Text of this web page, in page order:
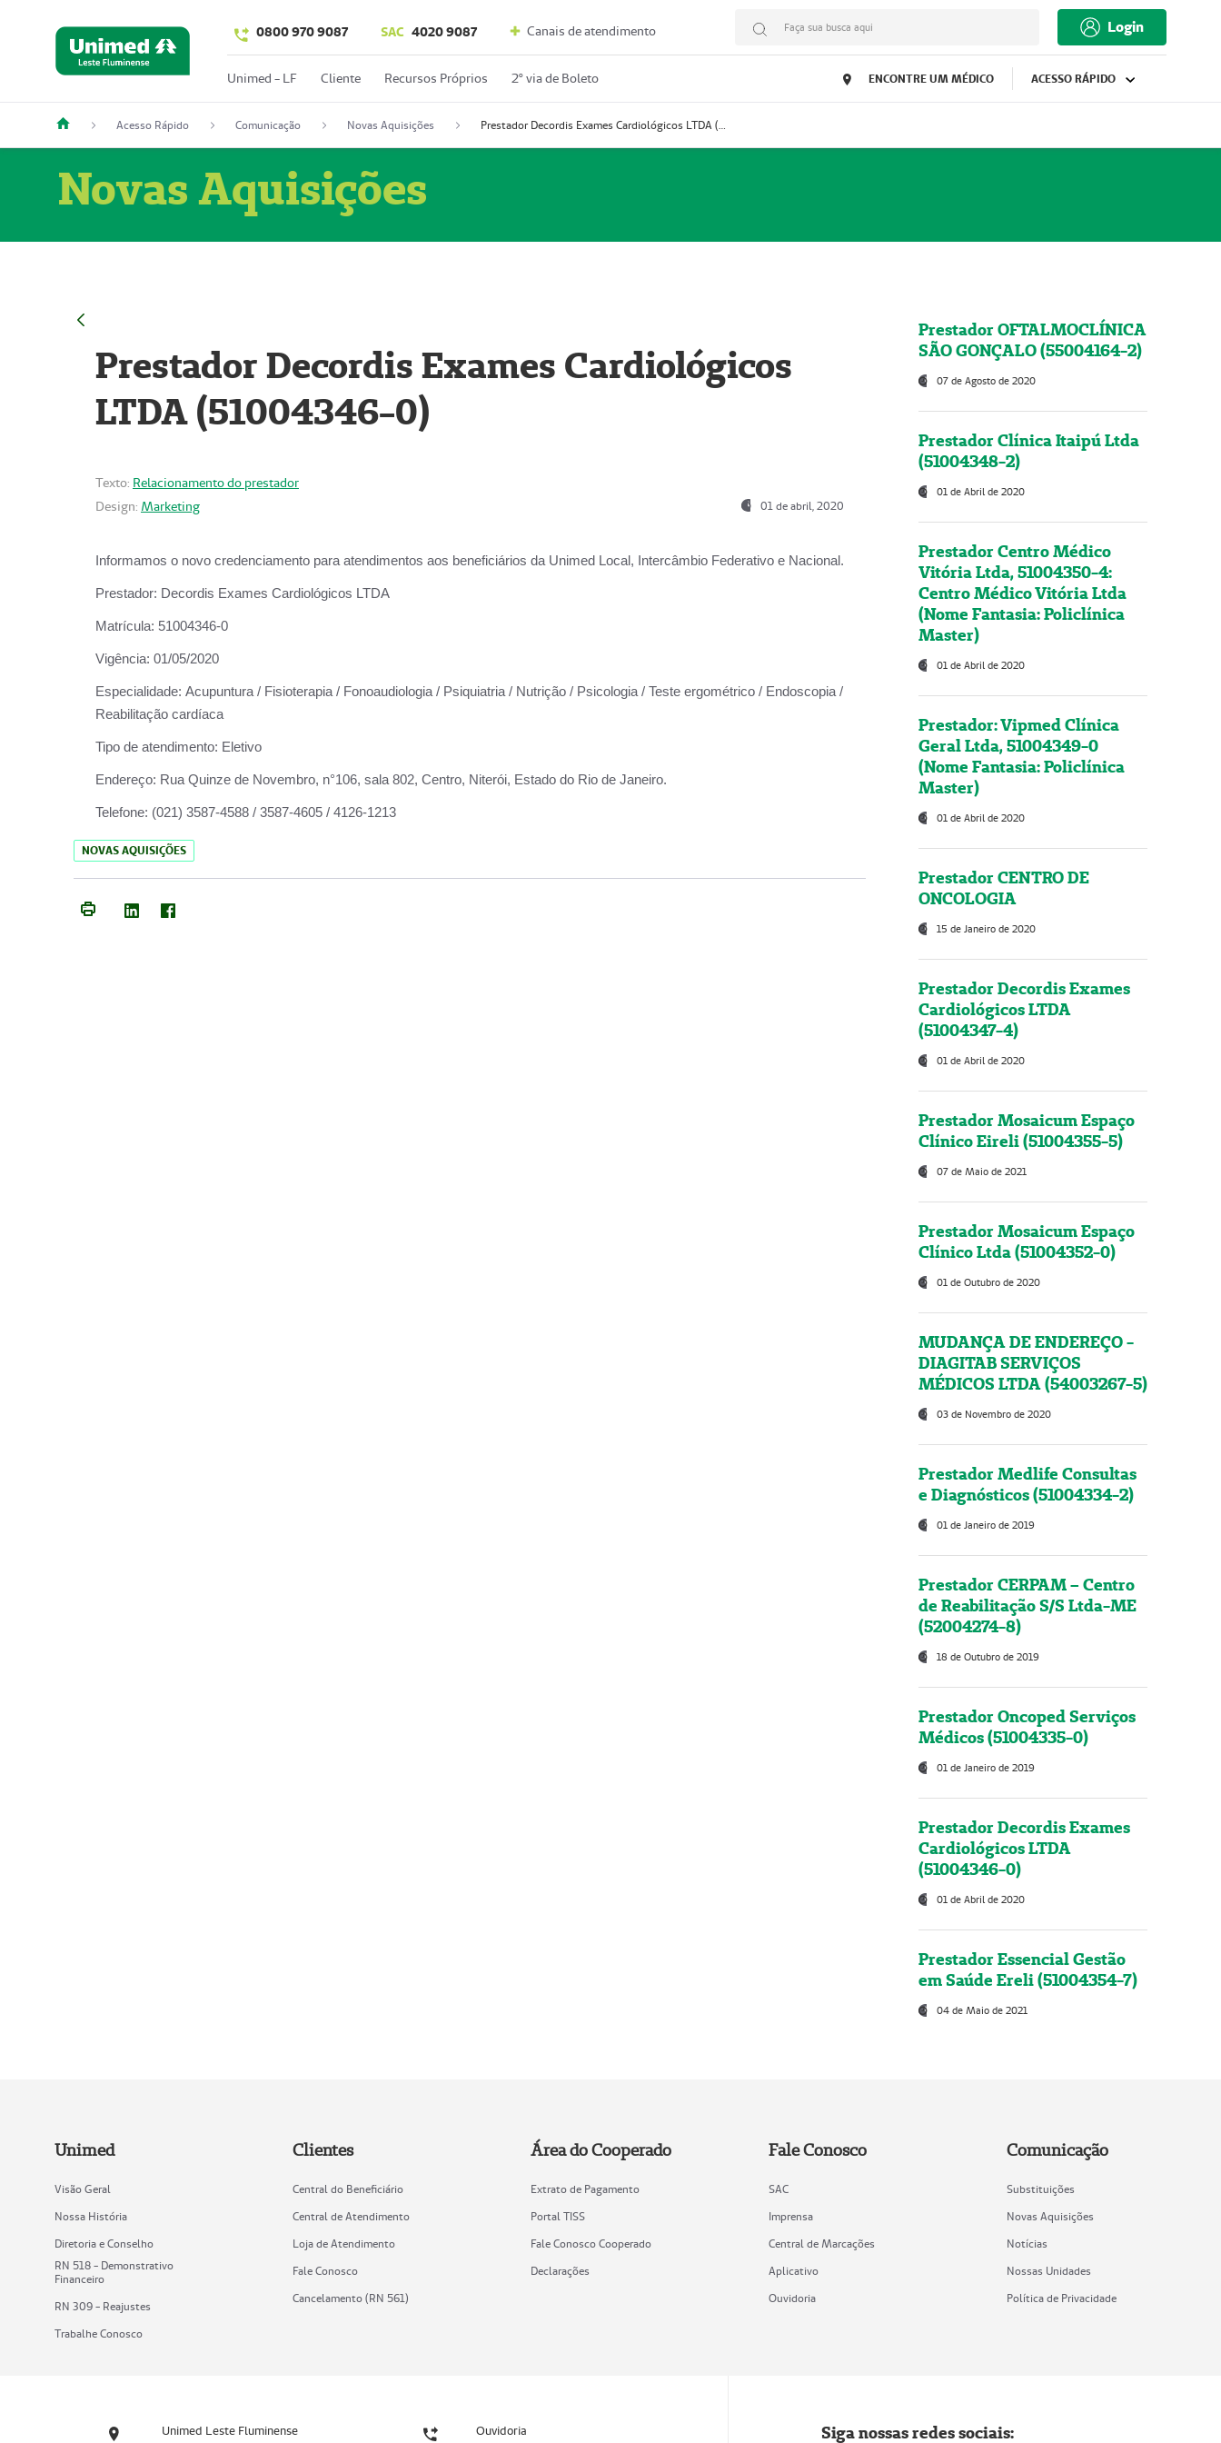
0800 970 9087 SAC 4020 9087 Canais de atendimento Faça sua busca aqui Login
Unimed - LF Cliente Recursos Próprios 2º via de Boleto ENCONTRE UM MÉDICO ACESSO RÁPIDO
Acesso Rápido Comunicação Novas Aquisições Prestador Decordis Exames Cardiológicos LTDA (51004346-0)
Novas Aquisições
Prestador Decordis Exames Cardiológicos
LTDA (51004346-0)
Texto: Relacionamento do prestador
Design: Marketing 01 de abril, 2020
Informamos o novo credenciamento para atendimentos aos beneficiários da Unimed Local, Intercâmbio Federativo e Nacional.
Prestador: Decordis Exames Cardiológicos LTDA
Matrícula: 51004346-0
Vigência: 01/05/2020
Especialidade: Acupuntura / Fisioterapia / Fonoaudiologia / Psiquiatria / Nutrição / Psicologia / Teste ergométrico / Endoscopia /
Reabilitação cardíaca
Tipo de atendimento: Eletivo
Endereço: Rua Quinze de Novembro, n°106, sala 802, Centro, Niterói, Estado do Rio de Janeiro.
Telefone: (021) 3587-4588 / 3587-4605 / 4126-1213
NOVAS AQUISIÇÕES
Prestador OFTALMOCLÍNICA
SÃO GONÇALO (55004164-2)
07 de Agosto de 2020
Prestador Clínica Itaipú Ltda
(51004348-2)
01 de Abril de 2020
Prestador Centro Médico
Vitória Ltda, 51004350-4:
Centro Médico Vitória Ltda
(Nome Fantasia: Policlínica
Master)
01 de Abril de 2020
Prestador: Vipmed Clínica
Geral Ltda, 51004349-0
(Nome Fantasia: Policlínica
Master)
01 de Abril de 2020
Prestador CENTRO DE
ONCOLOGIA
15 de Janeiro de 2020
Prestador Decordis Exames
Cardiológicos LTDA
(51004347-4)
01 de Abril de 2020
Prestador Mosaicum Espaço
Clínico Eireli (51004355-5)
07 de Maio de 2021
Prestador Mosaicum Espaço
Clínico Ltda (51004352-0)
01 de Outubro de 2020
MUDANÇA DE ENDEREÇO -
DIAGITAB SERVIÇOS
MÉDICOS LTDA (54003267-5)
03 de Novembro de 2020
Prestador Medlife Consultas
e Diagnósticos (51004334-2)
01 de Janeiro de 2019
Prestador CERPAM – Centro
de Reabilitação S/S Ltda-ME
(52004274-8)
18 de Outubro de 2019
Prestador Oncoped Serviços
Médicos (51004335-0)
01 de Janeiro de 2019
Prestador Decordis Exames
Cardiológicos LTDA
(51004346-0)
01 de Abril de 2020
Prestador Essencial Gestão
em Saúde Ereli (51004354-7)
04 de Maio de 2021
Unimed
Visão Geral
Nossa História
Diretoria e Conselho
RN 518 - Demonstrativo
Financeiro
RN 309 - Reajustes
Trabalhe Conosco
Clientes
Central do Beneficiário
Central de Atendimento
Loja de Atendimento
Fale Conosco
Cancelamento (RN 561)
Área do Cooperado
Extrato de Pagamento
Portal TISS
Fale Conosco Cooperado
Declarações
Fale Conosco
SAC
Imprensa
Central de Marcações
Aplicativo
Ouvidoria
Comunicação
Substituições
Novas Aquisições
Notícias
Nossas Unidades
Política de Privacidade
Unimed Leste Fluminense Ouvidoria Siga nossas redes sociais: